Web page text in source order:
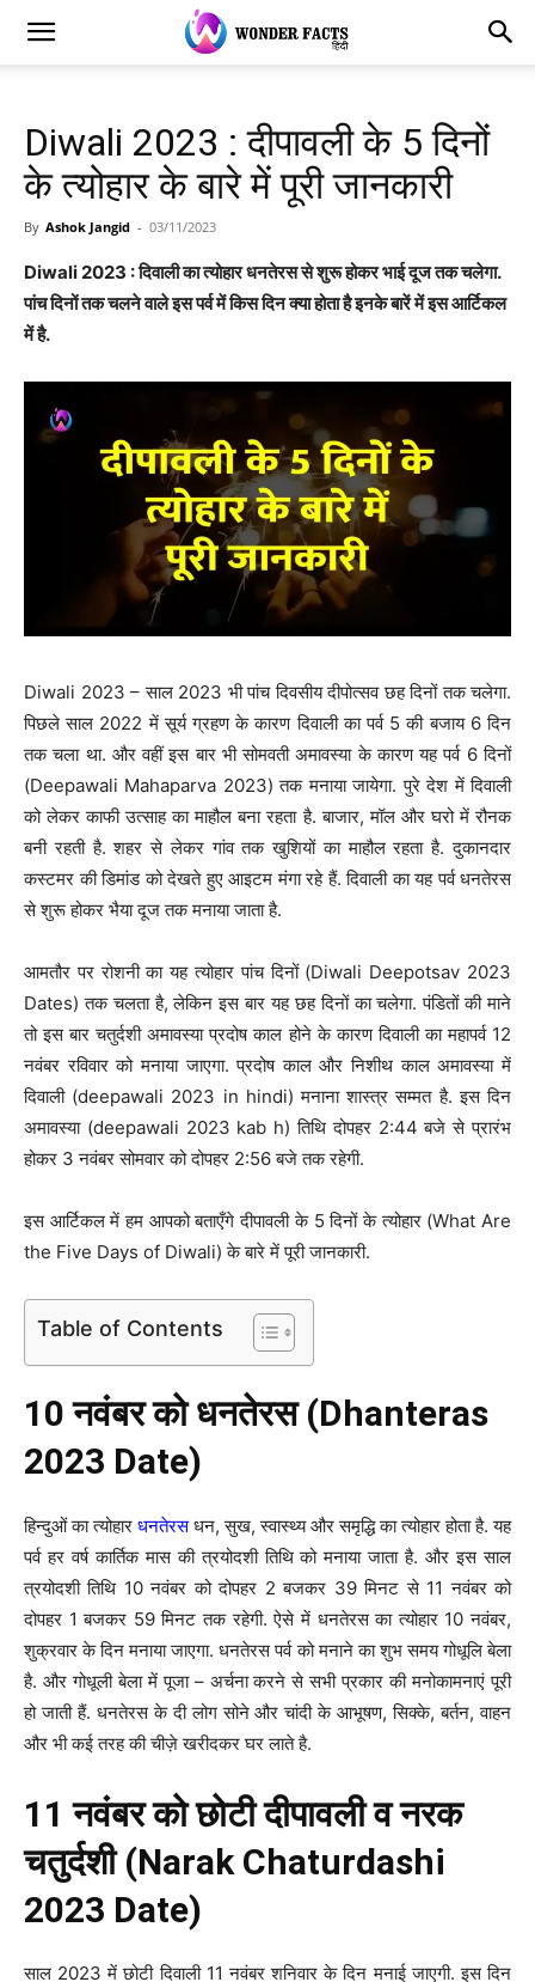
Diwali 2023 : दीपावली के 5 दिनों
के त्योहार के बारे में पूरी जानकारी
By Ashok Jangid - 03/11/2023
Diwali 2023 : दिवाली का त्योहार धनतेरस से शुरू होकर भाई दूज तक चलेगा.
पांच दिनों तक चलने वाले इस पर्व में किस दिन क्या होता है इनके बारें में इस आर्टिकल
में है.
Diwali 2023 – साल 2023 भी पांच दिवसीय दीपोत्सव छह दिनों तक चलेगा.
पिछले साल 2022 में सूर्य ग्रहण के कारण दिवाली का पर्व 5 की बजाय 6 दिन
तक चला था. और वहीं इस बार भी सोमवती अमावस्या के कारण यह पर्व 6 दिनों
(Deepawali Mahaparva 2023) तक मनाया जायेगा. पुरे देश में दिवाली
को लेकर काफी उत्साह का माहौल बना रहता है. बाजार, मॉल और घरो में रौनक
बनी रहती है. शहर से लेकर गांव तक खुशियों का माहौल रहता है. दुकानदार
कस्टमर की डिमांड को देखते हुए आइटम मंगा रहे हैं. दिवाली का यह पर्व धनतेरस
से शुरू होकर भैया दूज तक मनाया जाता है.
आमतौर पर रोशनी का यह त्योहार पांच दिनों (Diwali Deepotsav 2023
Dates) तक चलता है, लेकिन इस बार यह छह दिनों का चलेगा. पंडितों की माने
तो इस बार चतुर्दशी अमावस्या प्रदोष काल होने के कारण दिवाली का महापर्व 12
नवंबर रविवार को मनाया जाएगा. प्रदोष काल और निशीथ काल अमावस्या में
दिवाली (deepawali 2023 in hindi) मनाना शास्त्र सम्मत है. इस दिन
अमावस्या (deepawali 2023 kab h) तिथि दोपहर 2:44 बजे से प्रारंभ
होकर 3 नवंबर सोमवार को दोपहर 2:56 बजे तक रहेगी.
इस आर्टिकल में हम आपको बताएँगे दीपावली के 5 दिनों के त्योहार (What Are
the Five Days of Diwali) के बारे में पूरी जानकारी.
Table of Contents
10 नवंबर को धनतेरस (Dhanteras
2023 Date)
हिन्दुओं का त्योहार धनतेरस धन, सुख, स्वास्थ्य और समृद्धि का त्योहार होता है. यह
पर्व हर वर्ष कार्तिक मास की त्रयोदशी तिथि को मनाया जाता है. और इस साल
त्रयोदशी तिथि 10 नवंबर को दोपहर 2 बजकर 39 मिनट से 11 नवंबर को
दोपहर 1 बजकर 59 मिनट तक रहेगी. ऐसे में धनतेरस का त्योहार 10 नवंबर,
शुक्रवार के दिन मनाया जाएगा. धनतेरस पर्व को मनाने का शुभ समय गोधूलि बेला
है. और गोधूली बेला में पूजा – अर्चना करने से सभी प्रकार की मनोकामनाएं पूरी
हो जाती हैं. धनतेरस के दी लोग सोने और चांदी के आभूषण, सिक्के, बर्तन, वाहन
और भी कई तरह की चीज़े खरीदकर घर लाते है.
11 नवंबर को छोटी दीपावली व नरक
चतुर्दशी (Narak Chaturdashi
2023 Date)
साल 2023 में छोटी दिवाली 11 नवंबर शनिवार के दिन मनाई जाएगी. इस दिन